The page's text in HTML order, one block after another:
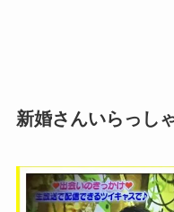
新婚さんいらっし